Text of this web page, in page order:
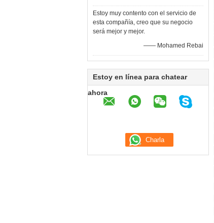
Estoy muy contento con el servicio de
esta compañía, creo que su negocio
será mejor y mejor.
—— Mohamed Rebai
Estoy en línea para chatear
ahora